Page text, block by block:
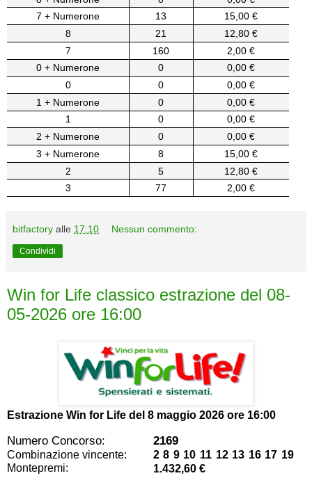
7 + Numerone
13
15,00 €
8
21
12,80 €
7
160
2,00 €
0 + Numerone
0
0,00 €
0
0
0,00 €
1 + Numerone
0
0,00 €
1
0
0,00 €
2 + Numerone
0
0,00 €
3 + Numerone
8
15,00 €
2
5
12,80 €
3
77 2,00 €
bitfactory alle 17:10 Nessun commento:
Condividi
Win for Life classico estrazione del 08-
05-2026 ore 16:00
Estrazione Win for Life del 8 maggio 2026 ore 16:00
Numero Concorso: 2169
Combinazione vincente:
2 8 9 10 11 12 13 16 17 19
Montepremi:
1.432,60 €